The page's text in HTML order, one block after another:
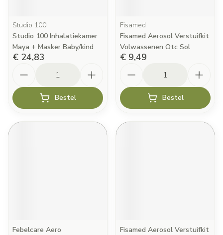
Studio 100
Studio 100 Inhalatiekamer
Maya + Masker Baby/kind
€ 24,83
Bestel
Fisamed
Fisamed Aerosol Verstuifkit
Volwassenen Otc Sol
€ 9,49
Bestel
Febelcare Aero
Fisamed Aerosol Verstuifkit